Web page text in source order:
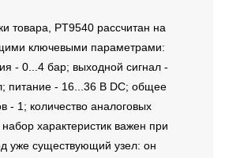
товара, PT9540 рассчитан на
ключевыми параметрами:
- 0...4 бар; выходной сигнал -
питание - 16...36 В DC; общее
- 1; количество аналоговых
характеристик важен при
уже существующий узел: он